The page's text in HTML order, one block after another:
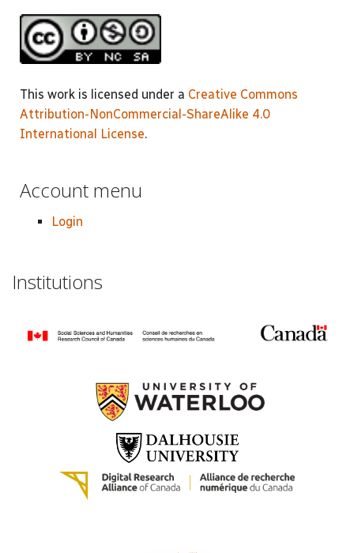
This work is licensed under a Creative Commons
Attribution-NonCommercial-ShareAlike 4.0
International License.
Account menu
Login
Institutions